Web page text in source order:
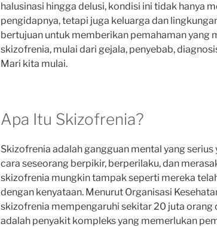
halusinasi hingga delusi, kondisi ini tidak hanya
pengidapnya, tetapi juga keluarga dan
bertujuan untuk memberikan pemahaman yang
skizofrenia, mulai dari gejala, penyebab,
Mari kita mulai.
Apa Itu Skizofrenia?
Skizofrenia adalah gangguan mental yang
cara seseorang berpikir, berperilaku, dan
skizofrenia mungkin tampak seperti mereka
dengan kenyataan. Menurut Organisasi
skizofrenia mempengaruhi sekitar 20 juta orang
adalah penyakit kompleks yang memerlukan